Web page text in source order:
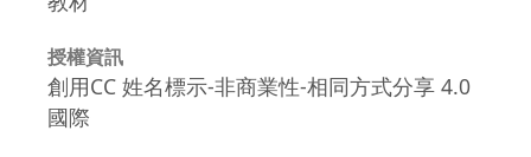
授權資訊
創用CC 姓名標示-非商業性-相同方式分享 4.0
國際